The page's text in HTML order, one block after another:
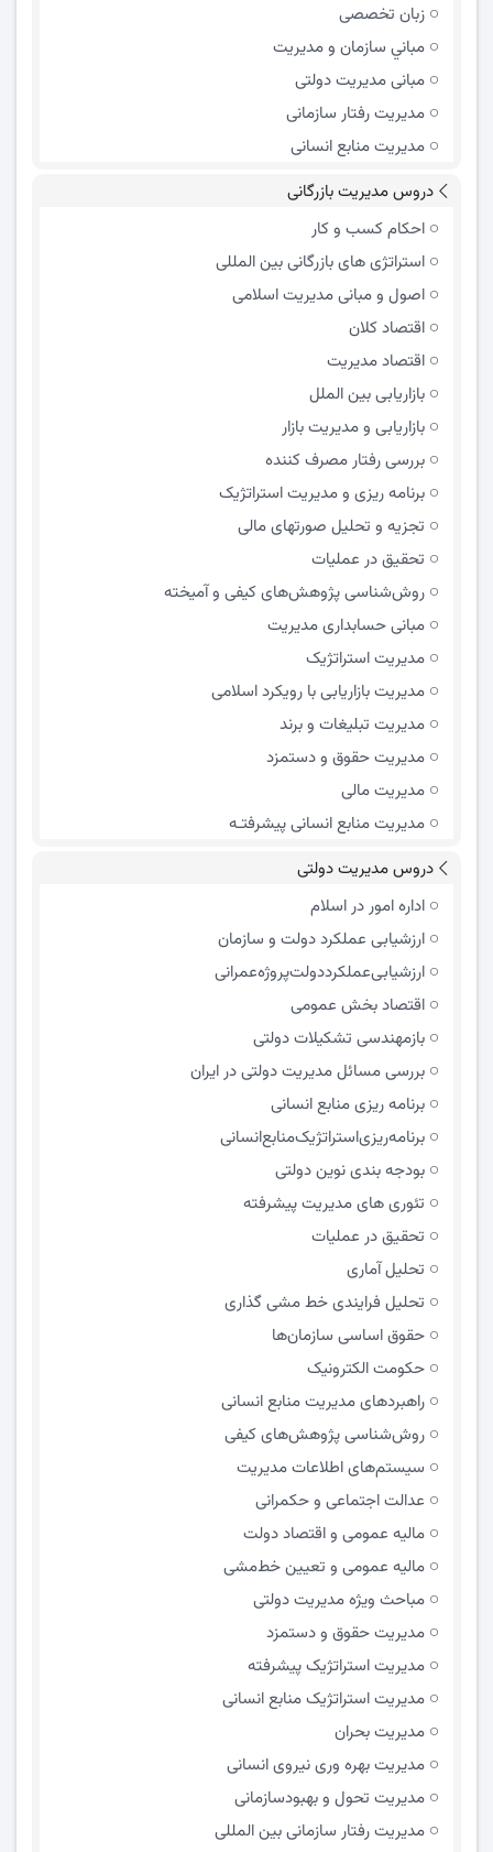
زبان تخصصی
مباني سازمان و مديريت
مبانی مدیریت دولتی
مدیریت رفتار سازمانی
مدیریت منابع انسانی
دروس مدیریت بازرگانی
احکام کسب و کار
استراتژی های بازرگانی بین المللی
اصول و مبانی مدیریت اسلامی
اقتصاد کلان
اقتصاد مدیریت
بازاریابی بین الملل
بازاریابی و مدیریت بازار
بررسی رفتار مصرف کننده
برنامه ریزی و مدیریت استراتژیک
تجزیه و تحلیل صورتهای مالی
تحقیق در عملیات
روش‌شناسی پژوهش‌های کیفی و آمیخته
مبانی حسابداری مدیریت
مدیریت استراتژیک
مدیریت بازاریابی با رویکرد اسلامی
مدیریت تبلیغات و برند
مدیریت حقوق و دستمزد
مدیریت مالی
مدیریت منابع انسانی پیشرفتـه
دروس مدیریت دولتی
اداره امور در اسلام
ارزشیابی عملکرد دولت و سازمان
ارزشیابی‌عملکرد‌دولت‌پروژه‌عمرانی
اقتصاد بخش عمومی
بازمهندسی تشکیلات دولتی
بررسی مسائل مدیریت دولتی در ایران
برنامه ریزی منابع انسانی
برنامه‌ریزی‌استراتژیک‌منابع‌انسانی
بودجه بندی نوین دولتی
تئوری های مدیریت پیشرفته
تحقیق در عملیات
تحلیل آماری
تحلیل فرایندی خط مشی گذاری
حقوق اساسی سازمان‌ها
حکومت الکترونیک
راهبردهای مدیریت منابع انسانی
روش‌شناسی پژوهش‌های کیفی
سیستم‌های اطلاعات مدیریت
عدالت اجتماعی و حکمرانی
مالیه عمومی و اقتصاد دولت
مالیه عمومی و تعیین خط‌مشی
مباحث ویژه مدیریت دولتی
مديريت حقوق و دستمزد
مدیریت استراتژیک پیشرفته
مدیریت استراتژیک منابع انسانی
مدیریت بحران
مدیریت بهره وری نیروی انسانی
مدیریت تحول و بهبود‌سازمانی
مدیریت رفتار سازمانی بین المللی